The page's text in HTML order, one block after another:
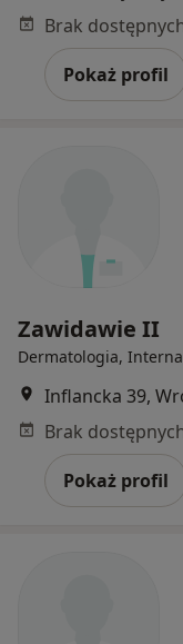
Pokaż profil
Zawidawie II
Dermatologia,
Inflancka 39,
Pokaż profil